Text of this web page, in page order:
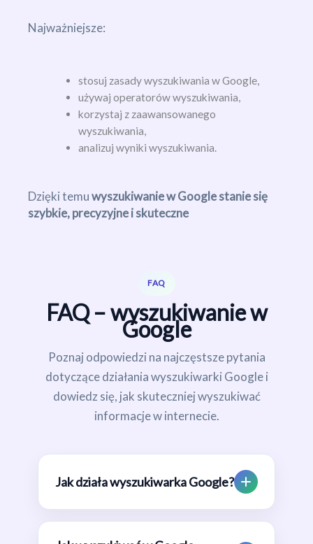
Najważniejsze:
stosuj zasady wyszukiwania w Google,
używaj operatorów wyszukiwania,
korzystaj z zaawansowanego
wyszukiwania,
analizuj wyniki wyszukiwania.
Dzięki temuwyszukiwanie w Google stanie się
szybkie, precyzyjne i skuteczne
FAQ
FAQ – wyszukiwanie w
Google
Poznaj odpowiedzi na najczęstsze pytania
dotyczące działania wyszukiwarki Google i
dowiedz się, jak skuteczniej wyszukiwać
informacje w internecie.
Jak działa wyszukiwarka Google?